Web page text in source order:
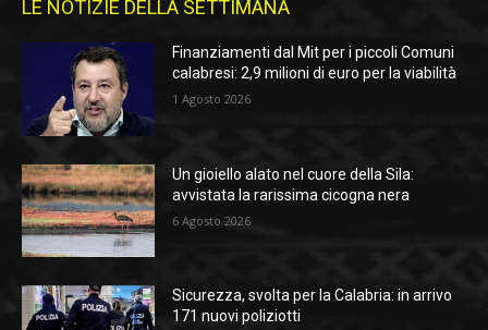
LE NOTIZIE DELLA SETTIMANA
Finanziamenti dal Mit per i piccoli Comuni
calabresi: 2,9 milioni di euro per la viabilità
1 Agosto 2026
Un gioiello alato nel cuore della Sila:
avvistata la rarissima cicogna nera
6 Agosto 2026
Sicurezza, svolta per la Calabria: in arrivo
171 nuovi poliziotti